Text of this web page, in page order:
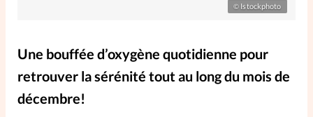
Entre4yeux
L'anecdote
© Istockphoto
Une bouffée d’oxygène quotidienne pour
retrouver la sérénité tout au long du mois de
décembre!